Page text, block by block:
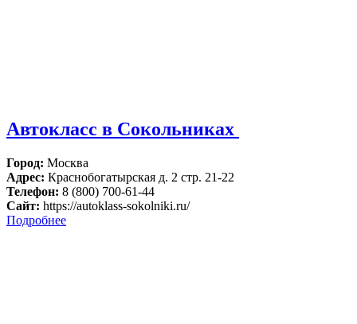
Автокласс в Сокольниках
Город: Москва
Адрес: Краснобогатырская д. 2 стр. 21-22
Телефон: 8 (800) 700-61-44
Сайт: https://autoklass-sokolniki.ru/
Подробнее